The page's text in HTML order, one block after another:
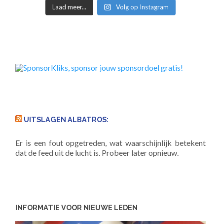
Laad meer... Volg op Instagram
UITSLAGEN ALBATROS:
Er is een fout opgetreden, wat waarschijnlijk betekent
dat de feed uit de lucht is. Probeer later opnieuw.
INFORMATIE VOOR NIEUWE LEDEN